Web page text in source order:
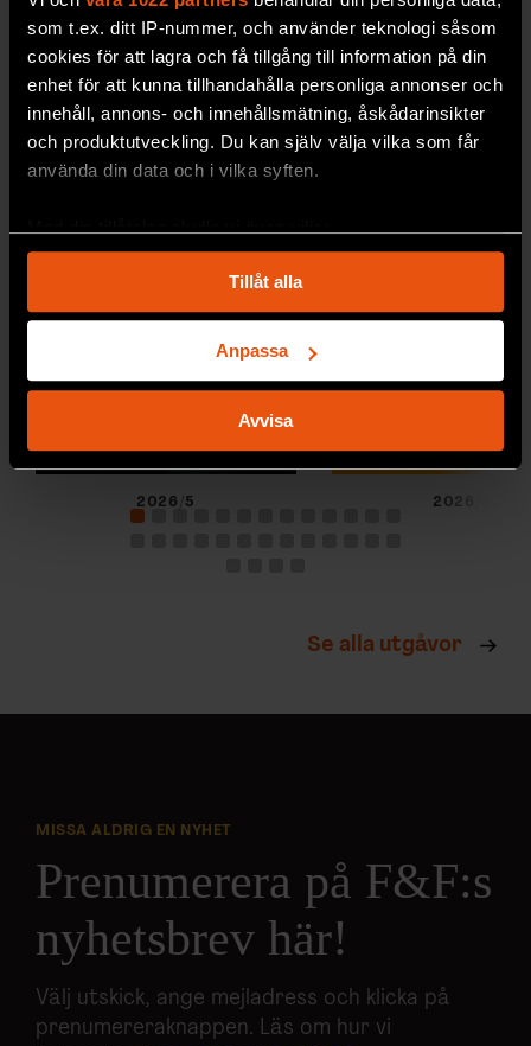
som t.ex. ditt IP-nummer, och använder teknologi såsom
cookies för att lagra och få tillgång till information på din
enhet för att kunna tillhandahålla personliga annonser och
innehåll, annons- och innehållsmätning, åskådarinsikter
och produktutveckling. Du kan själv välja vilka som får
använda din data och i vilka syften.
som kan ha en noggrannhet på upp till flera meter
Identifiera din enhet genom att aktivt skanna den
för specifika kännetecken (fingeravtryck)
Ta reda på mer om hur dina personliga uppgifter
helst från cookie-förklaringen.
Vi använder enhetsidentifierare för att anpassa innehållet
information från din enhet till de sociala medier och
information som du har tillhandahållit eller som de har
Tillåt alla
Anpassa
Avvisa
UPPTÄCK F&F:S ARKIV!
2026/5 2026/4
Se alla utgåvor
MISSA ALDRIG EN NYHET
Prenumerera på F&F:s
nyhetsbrev här!
Välj utskick, ange mejladress och klicka på
prenumereraknappen. Läs om hur vi